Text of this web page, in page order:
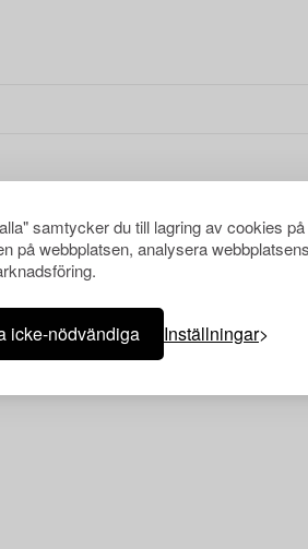
samtycker du till lagring av cookies
på webbplatsen, analysera webbplatsens
icke-nödvändiga Inställningar